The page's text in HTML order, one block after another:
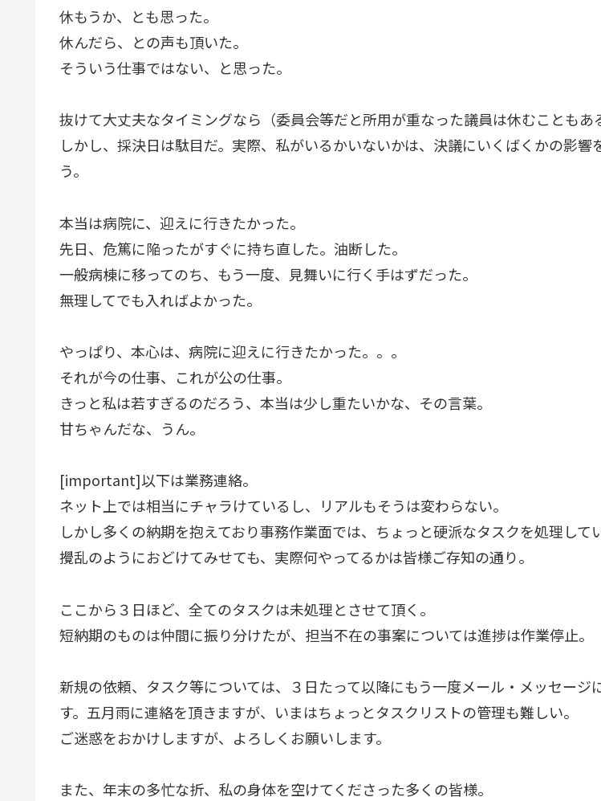
休もうか、とも思った。
休んだら、との声も頂いた。
そういう仕事ではない、と思った。
抜けて大丈夫なタイミングなら（委員会等だと所用が重なった議員は休むこともあ
しかし、採決日は駄目だ。実際、私がいるかいないかは、決議にいくばくかの影響
う。
本当は病院に、迎えに行きたかった。
先日、危篤に陥ったがすぐに持ち直した。油断した。
一般病棟に移ってのち、もう一度、見舞いに行く手はずだった。
無理してでも入ればよかった。
やっぱり、本心は、病院に迎えに行きたかった。。。
それが今の仕事、これが公の仕事。
きっと私は若すぎるのだろう、本当は少し重たいかな、その言葉。
甘ちゃんだな、うん。
[important]以下は業務連絡。
ネット上では相当にチャラけているし、リアルもそうは変わらない。
しかし多くの納期を抱えており事務作業面では、ちょっと硬派なタスクを処理して
攪乱のようにおどけてみせても、実際何やってるかは皆様ご存知の通り。
ここから３日ほど、全てのタスクは未処理とさせて頂く。
短納期のものは仲間に振り分けたが、担当不在の事案については進捗は作業停止。
新規の依頼、タスク等については、３日たって以降にもう一度メール・メッセージ
す。五月雨に連絡を頂きますが、いまはちょっとタスクリストの管理も難しい。
ご迷惑をおかけしますが、よろしくお願いします。
また、年末の多忙な折、私の身体を空けてくださった多くの皆様。